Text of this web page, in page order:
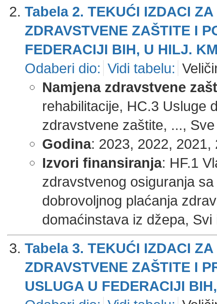
Tabela 2. TEKUĆI IZDACI
ZDRAVSTVENE ZAŠTITE I
FEDERACIJI BIH, U HILJ.
Odaberi dio: Vidi tabelu:
Namjena zdravstvene
rehabilitacije, HC.3 Usluge
zdravstvene zaštite, ...,
Godina: 2023, 2022,
Izvori finansiranja: HF.1
zdravstvenog osiguranja
dobrovoljnog plaćanja
domaćinstava iz džepa,
Tabela 3. TEKUĆI IZDACI
ZDRAVSTVENE ZAŠTITE I
USLUGA U FEDERACIJI